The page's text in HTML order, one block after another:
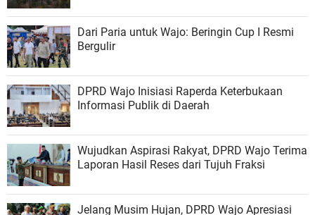
Dari Paria untuk Wajo: Beringin Cup I Resmi
Bergulir
DPRD Wajo Inisiasi Raperda Keterbukaan
Informasi Publik di Daerah
Wujudkan Aspirasi Rakyat, DPRD Wajo Terima
Laporan Hasil Reses dari Tujuh Fraksi
Jelang Musim Hujan, DPRD Wajo Apresiasi